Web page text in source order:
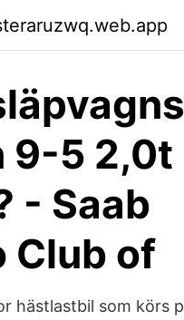
9-5 2,0t
- Saab
Club of
hästlastbil som körs